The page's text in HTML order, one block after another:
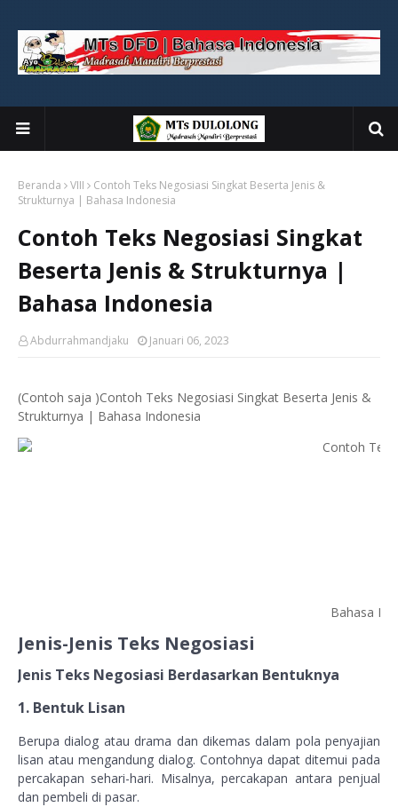
Beranda VIII
Contoh Teks Negosiasi Singkat Beserta Jenis &
Strukturnya | Bahasa Indonesia
Contoh Teks Negosiasi Singkat
Beserta Jenis & Strukturnya |
Bahasa Indonesia
Abdurrahmandjaku Januari 06, 2023
(Contoh saja )Contoh Teks Negosiasi Singkat Beserta Jenis &
Strukturnya | Bahasa Indonesia
Bahasa
Jenis-Jenis Teks Negosiasi
Jenis Teks Negosiasi Berdasarkan Bentuknya
1. Bentuk Lisan
Berupa dialog atau drama dan dikemas dalam pola penyajian
lisan atau mengandung dialog. Contohnya dapat ditemui pada
percakapan sehari-hari. Misalnya, percakapan antara penjual
dan pembeli di pasar.